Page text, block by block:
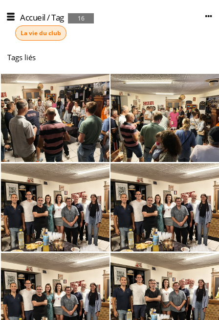
Accueil/Tag
16
La vie du club
Tags liés